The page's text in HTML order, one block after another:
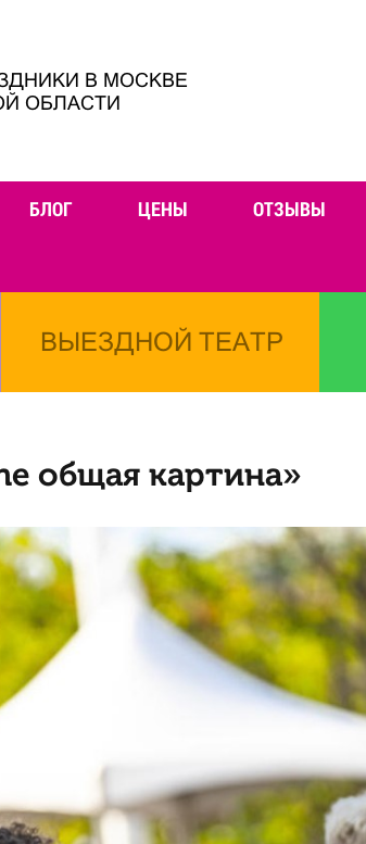
В МОСКВЕ
ОБЛАСТИ
БЛОГ ЦЕНЫ ОТЗЫВЫ
ВЫЕЗДНОЙ ТЕАТР
общая картина»